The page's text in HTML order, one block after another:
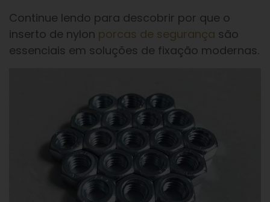
Continue lendo para descobrir por que o
inserto de nylon porcas de segurança são
essenciais em soluções de fixação modernas.